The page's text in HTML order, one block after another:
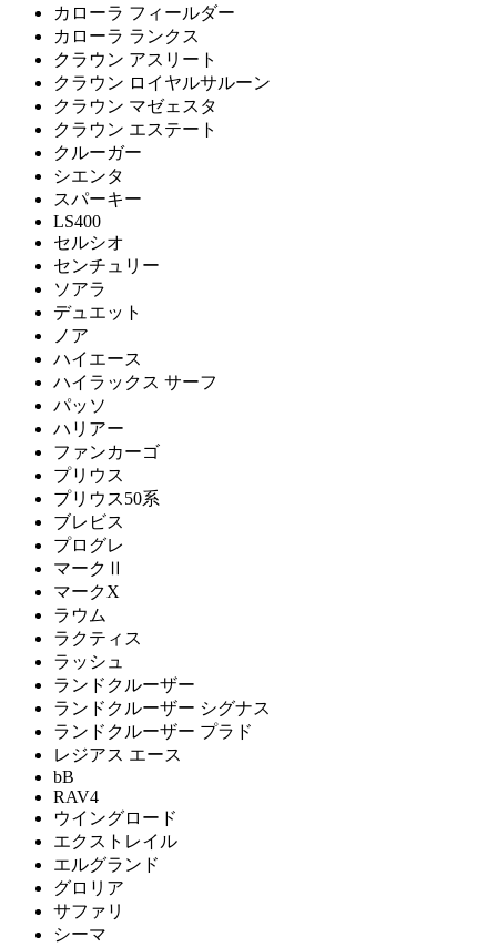
カローラ フィールダー
カローラ ランクス
クラウン アスリート
クラウン ロイヤルサルーン
クラウン マゼェスタ
クラウン エステート
クルーガー
シエンタ
スパーキー
LS400
セルシオ
センチュリー
ソアラ
デュエット
ノア
ハイエース
ハイラックス サーフ
パッソ
ハリアー
ファンカーゴ
プリウス
プリウス50系
ブレビス
プログレ
マークⅡ
マークX
ラウム
ラクティス
ラッシュ
ランドクルーザー
ランドクルーザー シグナス
ランドクルーザー プラド
レジアス エース
bB
RAV4
ウイングロード
エクストレイル
エルグランド
グロリア
サファリ
シーマ